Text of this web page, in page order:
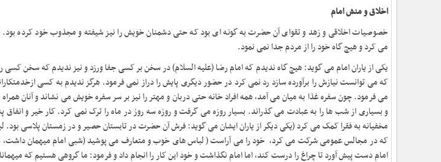
اخلاق و منشامام
خصوصیات اخلاقی و زهد و تقوای آن حضرت به گونه ای بود که حتی دشمنان خویش را نیز شیفته و مجذوب خود کرده بود.
می کرد و هیچ گاه خود را از مردم جدا نمی نمود.
یکی از یاران امام می گوید: هیچ گاه ندیدم که امام رضا (علیه السلام) در سخن بر کسی جفا ورزد و نیز ندیدم که سخن کسی
که می توانست نیازش را برآورده سازد رد نمی کرد در حضور دیگری پایش را دراز نمی فرمود. هرگز ندیدم به کسی
می فرمود. چون سفره غذا به میان می آمد، همه افراد خانه حتی دربان و مهتر را نیز بر سر سفره خویش می نشاند و آنان
و بسیاری از شب ها را به عبادت می گذراند. بسیار روزه می گرفت و روزه سه روز در ماه را ترک نمی کرد. کار خیر و انفاق
مخفیانه به فقرا کمک می کرد)یکی دیگر از یاران ایشان می گوید: فرش آن حضرت در تابستان حصیر و در زمستان پلاسی
که در مجالس عمومی شرکت می کرد، خود را می آراست ( لباس های خوب و متعارف می پوشید)شبی امام میهمان داشت،
امام دست پیش آورد تا چراغ را درست کند، اما امام نگذاشت و خود این کار را انجام داد و فرمود: ما گروهی هستیم که